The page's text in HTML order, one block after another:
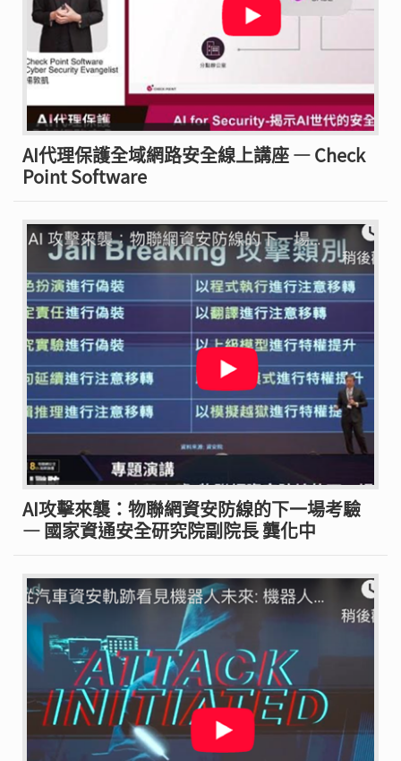
AI代理保護全域網路安全線上講座 — Check
Point Software
AI攻擊來襲：物聯網資安防線的下一場考驗
— 國家資通安全研究院副院長 龔化中